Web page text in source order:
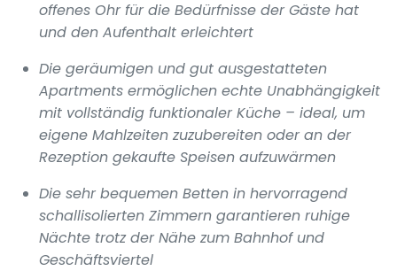
offenes Ohr für die Bedürfnisse der Gäste hat
und den Aufenthalt erleichtert
Die geräumigen und gut ausgestatteten
Apartments ermöglichen echte Unabhängigkeit
mit vollständig funktionaler Küche – ideal, um
eigene Mahlzeiten zuzubereiten oder an der
Rezeption gekaufte Speisen aufzuwärmen
Die sehr bequemen Betten in hervorragend
schallisolierten Zimmern garantieren ruhige
Nächte trotz der Nähe zum Bahnhof und
Geschäftsviertel